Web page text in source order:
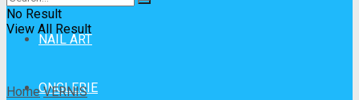
NAIL ART
ONGLERIE
No Result
View All Result
Home VERNIS